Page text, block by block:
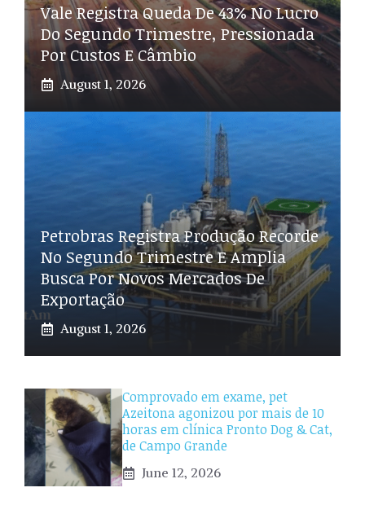
Vale Registra Queda De 43% No Lucro
Do Segundo Trimestre, Pressionada
Por Custos E Câmbio
August 1, 2026
Petrobras Registra Produção Recorde
No Segundo Trimestre E Amplia
Busca Por Novos Mercados De
Exportação
August 1, 2026
Comprovado em exame, pet
Azeitona agonizou por mais de 10
horas em clínica Pronto Dog & Cat,
de Campo Grande
June 12, 2026